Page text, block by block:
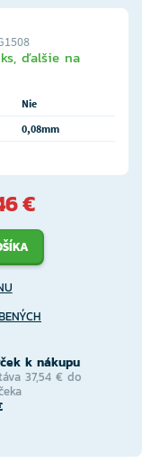
ďalšie na
Nie
0,08mm
€
k nákupu
37,54 € do